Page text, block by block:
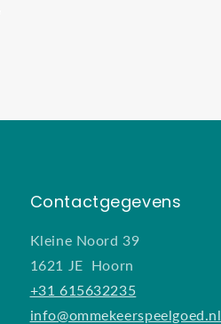
Contactgegevens
Kleine Noord 39
1621 JE Hoorn
+31 615632235
info@ommekeerspeelgoed.nl